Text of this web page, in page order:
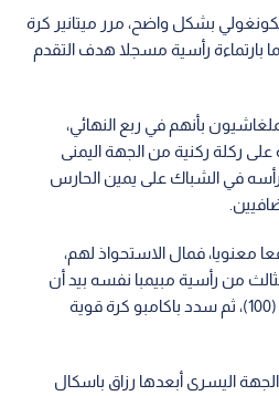
بشكل واضح، مرر ميتانير كرة
بارتماءة رأسية مسجلا هدف التقدم
بأنهم في ربع النهائي،
ركلة ركنية من الجهة اليمنى
برأسه في الشباك على يمين الحارس
معنويا، فمال الاستحواذ لهم،
من رأسية مبيمبا نفسه بيد أن
أدريان تعملق في انقاذ مرماه (100)، ثم سدد باكامبو كرة قوية
اليسرى أبعدها رزاق باسكال